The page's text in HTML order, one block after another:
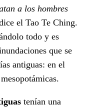
a los hombres
el Tao Te Ching.
todo y es
que se
antiguas: en el
tenían una